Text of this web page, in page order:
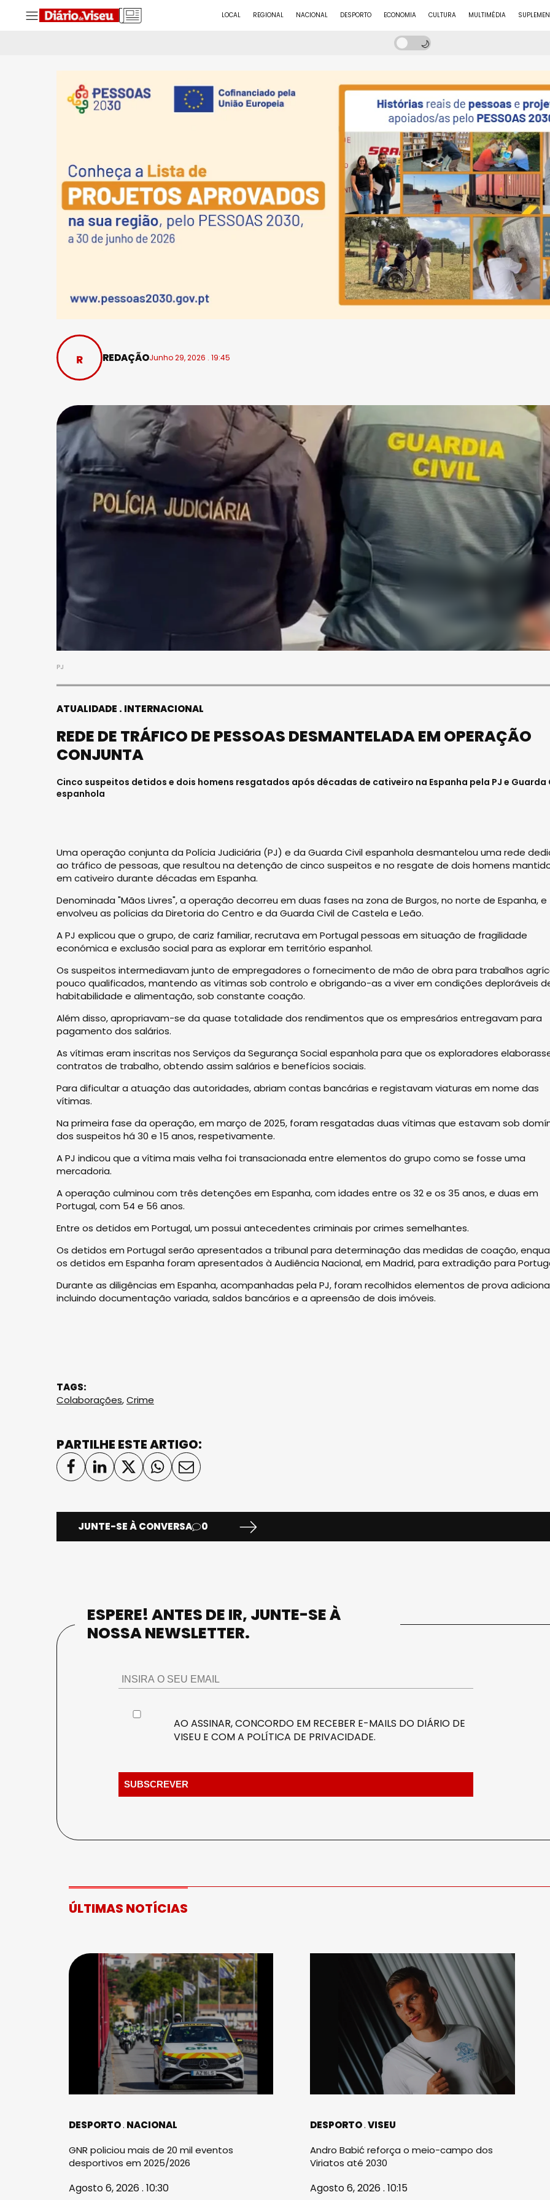
LOCAL REGIONAL NACIONAL DESPORTO ECONOMIA CULTURA MULTIMÉDIA
REDAÇÃOJunho 29, 2026 . 19:45
PJ
ATUALIDADE INTERNACIONAL
REDE DE TRÁFICO DE PESSOAS DESMANTELADA EM OPERAÇÃO
CONJUNTA
Cinco suspeitos detidos e dois homens resgatados após décadas de cativeiro na Espanha pela PJ e Guarda
espanhola
Uma operação conjunta da Polícia Judiciária (PJ) e da Guarda Civil espanhola desmantelou uma rede
ao tráfico de pessoas, que resultou na detenção de cinco suspeitos e no resgate de dois homens
em cativeiro durante décadas em Espanha.
Denominada "Mãos Livres", a operação decorreu em duas fases na zona de Burgos, no norte de Espanha, e
envolveu as polícias da Diretoria do Centro e da Guarda Civil de Castela e Leão.
A PJ explicou que o grupo, de cariz familiar, recrutava em Portugal pessoas em situação de fragilidade
económica e exclusão social para as explorar em território espanhol.
Os suspeitos intermediavam junto de empregadores o fornecimento de mão de obra para trabalhos
pouco qualificados, mantendo as vítimas sob controlo e obrigando-as a viver em condições deploráveis
habitabilidade e alimentação, sob constante coação.
Além disso, apropriavam-se da quase totalidade dos rendimentos que os empresários entregavam para
pagamento dos salários.
As vítimas eram inscritas nos Serviços da Segurança Social espanhola para que os exploradores
contratos de trabalho, obtendo assim salários e benefícios sociais.
Para dificultar a atuação das autoridades, abriam contas bancárias e registavam viaturas em nome das
vítimas.
Na primeira fase da operação, em março de 2025, foram resgatadas duas vítimas que estavam sob
dos suspeitos há 30 e 15 anos, respetivamente.
A PJ indicou que a vítima mais velha foi transacionada entre elementos do grupo como se fosse uma
mercadoria.
A operação culminou com três detenções em Espanha, com idades entre os 32 e os 35 anos, e duas em
Portugal, com 54 e 56 anos.
Entre os detidos em Portugal, um possui antecedentes criminais por crimes semelhantes.
Os detidos em Portugal serão apresentados a tribunal para determinação das medidas de coação,
os detidos em Espanha foram apresentados à Audiência Nacional, em Madrid, para extradição para
Durante as diligências em Espanha, acompanhadas pela PJ, foram recolhidos elementos de prova
incluindo documentação variada, saldos bancários e a apreensão de dois imóveis.
TAGS:
Colaborações,Crime
PARTILHE ESTE ARTIGO:
JUNTE-SE À CONVERSA 0
ESPERE! ANTES DE IR, JUNTE-SE À
NOSSA NEWSLETTER.
AO ASSINAR, CONCORDO EM RECEBER E-MAILS DO DIÁRIO DE
VISEU E COM A POLÍTICA DE PRIVACIDADE.
SOCIEDADE
ESPUMANTE NA REGIÃO
ÚLTIMAS NOTÍCIAS
DESPORTO NACIONAL
GNR policiou mais de 20 mil eventos
desportivos em 2025/2026
Agosto 6, 2026 . 10:30
DESPORTO VISEU
Andro Babić reforça o meio-campo dos
Viriatos até 2030
Agosto 6, 2026 . 10:15